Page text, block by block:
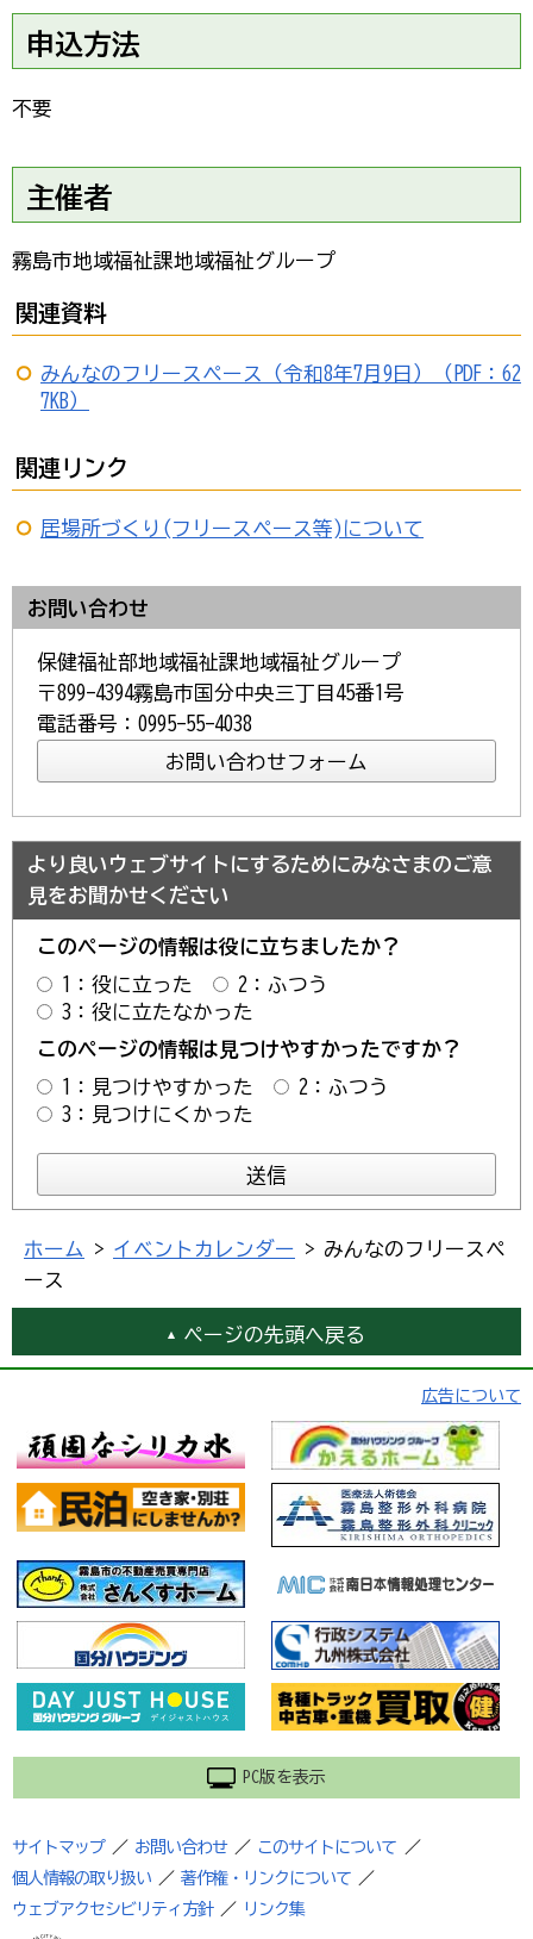
申込方法
不要
主催者
霧島市地域福祉課地域福祉グループ
関連資料
みんなのフリースペース（令和8年7月9日）（PDF：62
7KB）
関連リンク
居場所づくり(フリースペース等)について
お問い合わせ
保健福祉部地域福祉課地域福祉グループ
〒899-4394霧島市国分中央三丁目45番1号
電話番号：0995-55-4038
より良いウェブサイトにするためにみなさまのご意
見をお聞かせください
このページの情報は役に立ちましたか？
1：役に立った
2：ふつう
3：役に立たなかった
このページの情報は見つけやすかったですか？
1：見つけやすかった
2：ふつう
3：見つけにくかった
ホーム > イベントカレンダー > みんなのフリースペ
ース
ページの先頭へ戻る
広告について
PC版を表示
サイトマップ ／ お問い合わせ ／ このサイトについて
／
個人情報の取り扱い ／ 著作権・リンクについて ／
ウェブアクセシビリティ方針 ／ リンク集